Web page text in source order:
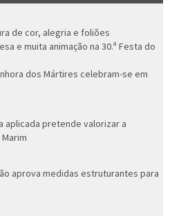
de cor, alegria e foliões
e muita animação na 30.ª Festa do
dos Mártires celebram-se em
pretende valorizar a
aprova medidas estruturantes para